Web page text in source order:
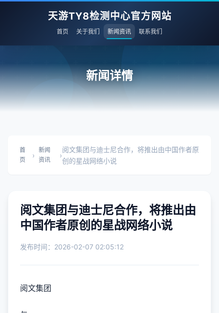
天游TY8检测中心官方网站
首页 关于我们 新闻资讯 联系我们
新闻详情
首
页
›
新闻
资讯
›
阅文集团与迪士尼合作，将推出由中国作者原
创的星战网络小说
阅文集团与迪士尼合作，将推出由
中国作者原创的星战网络小说
发布时间：2026-02-07 02:05:12
阅文集团